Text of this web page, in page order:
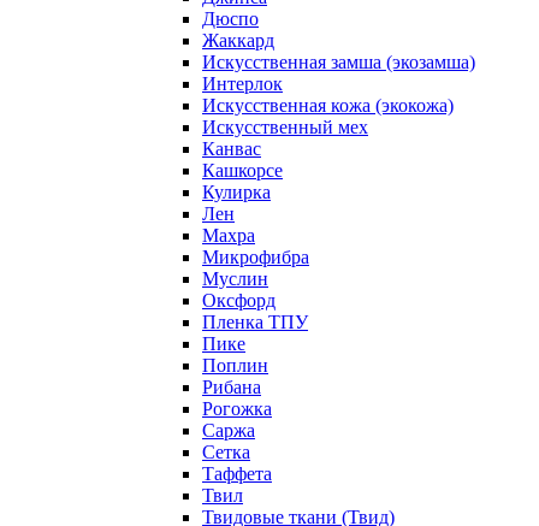
Дюспо
Жаккард
Искусственная замша (экозамша)
Интерлок
Искусственная кожа (экокожа)
Искусственный мех
Канвас
Кашкорсе
Кулирка
Лен
Махра
Микрофибра
Муслин
Оксфорд
Пленка ТПУ
Пике
Поплин
Рибана
Рогожка
Саржа
Сетка
Таффета
Твил
Твидовые ткани (Твид)